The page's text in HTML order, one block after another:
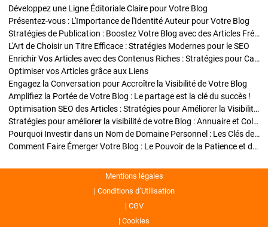
Développez une Ligne Éditoriale Claire pour Votre Blog
Présentez-vous : L'Importance de l'Identité Auteur pour Votre Blog
Stratégies de Publication : Boostez Votre Blog avec des Articles Fréquents et Exclusifs
L'Art de Choisir un Titre Efficace : Stratégies Modernes pour le SEO
Enrichir Vos Articles avec des Contenus Riches : Stratégies pour Captiver et Optimiser
Optimiser vos Articles grâce aux Liens
Engagez la Conversation pour Accroître la Visibilité de Votre Blog
Amplifiez la Portée de Votre Blog : Le partage est la clé du succès !
Optimisation SEO des Articles : Stratégies pour Améliorer la Visibilité de Votre Blog
Stratégies pour améliorer la visibilité de votre Blog : Annuaire et Collaborations
Pourquoi Investir dans un Nom de Domaine Personnel : Les Clés de la Réussite de Votre Blog
Comment Faire Émerger Votre Blog : Le Pouvoir de la Patience et de la Persévérance
Mentions légales
Conditions d’Utilisation
CGV
Cookies